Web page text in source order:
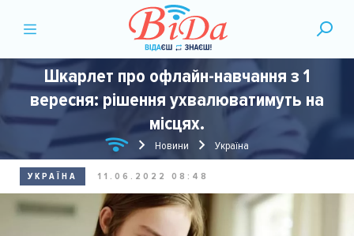
Шкарлет про офлайн-навчання з 1
вересня: рішення ухвалюватимуть на
місцях.
Новини Україна
УКРАЇНА 11.06.2022 08:48